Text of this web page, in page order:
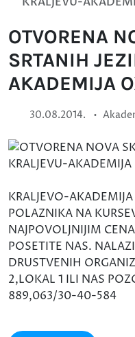
OTVORENA
SRTANIH
AKADEMIJA
30.08.2014. •
KRALJEVO-
POLAZNIKA NA
NAJPOVOLJNIJIM
POSETITE NAS.
DRUSTVENIH
2,LOKAL 1 ILI NAS
889,063/30-40-584